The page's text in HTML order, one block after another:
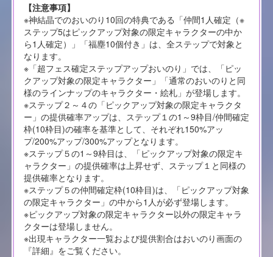
【注意事項】
※神結晶でのおいのり10回の特典である「仲間1人確定（※
ステップ5はピックアップ対象の限定キャラクターの中か
ら1人確定）」「福塵10個付き」は、全ステップで対象と
なります。
※「超フェス確定ステップアップおいのり」では、「ピッ
クアップ対象の限定キャラクター」「通常のおいのりと同
様のラインナップのキャラクター・絵札」が登場します。
※ステップ２～４の「ピックアップ対象の限定キャラクタ
ー」の提供確率アップは、ステップ１の1～9枠目/仲間確定
枠(10枠目)の確率を基準として、それぞれ150%アッ
プ/200%アップ/300%アップとなります。
※ステップ５の1～9枠目は、「ピックアップ対象の限定キ
ャラクター」の提供確率は上昇せず、ステップ１と同様の
提供確率となります。
※ステップ５の仲間確定枠(10枠目)は、「ピックアップ対象
の限定キャラクター」の中から1人が必ず登場します。
※ピックアップ対象の限定キャラクター以外の限定キャラ
クターは登場しません。
※出現キャラクター一覧および提供割合はおいのり画面の
『詳細』をご覧ください。